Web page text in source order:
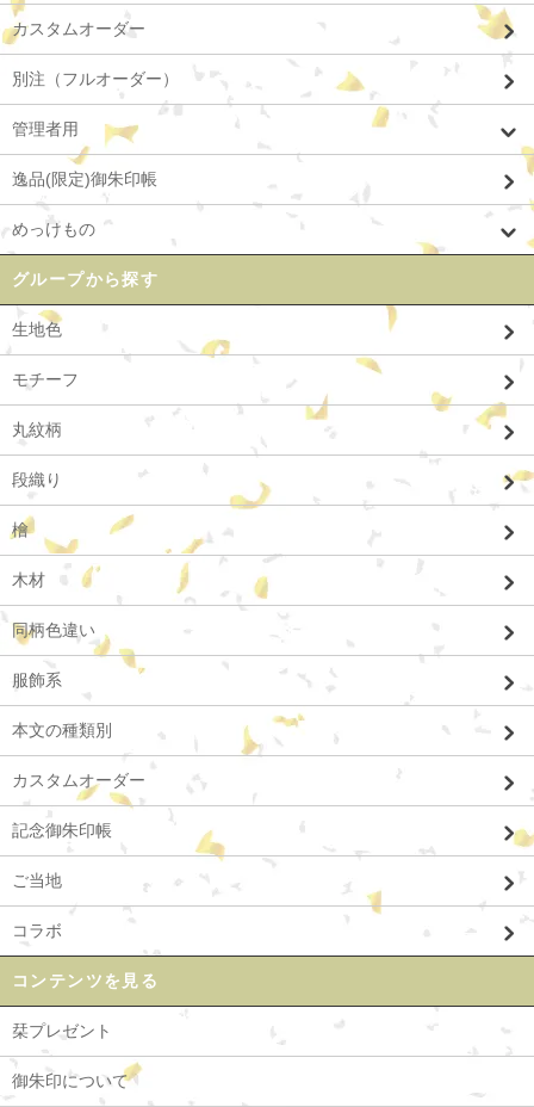
カスタムオーダー
別注（フルオーダー）
管理者用
逸品(限定)御朱印帳
めっけもの
グループから探す
生地色
モチーフ
丸紋柄
段織り
檜
木材
同柄色違い
服飾系
本文の種類別
カスタムオーダー
記念御朱印帳
ご当地
コラボ
コンテンツを見る
栞プレゼント
御朱印について